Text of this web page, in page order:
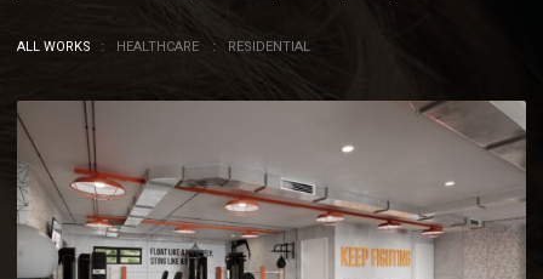
ALL WORKS HEALTHCARE RESIDENTIAL